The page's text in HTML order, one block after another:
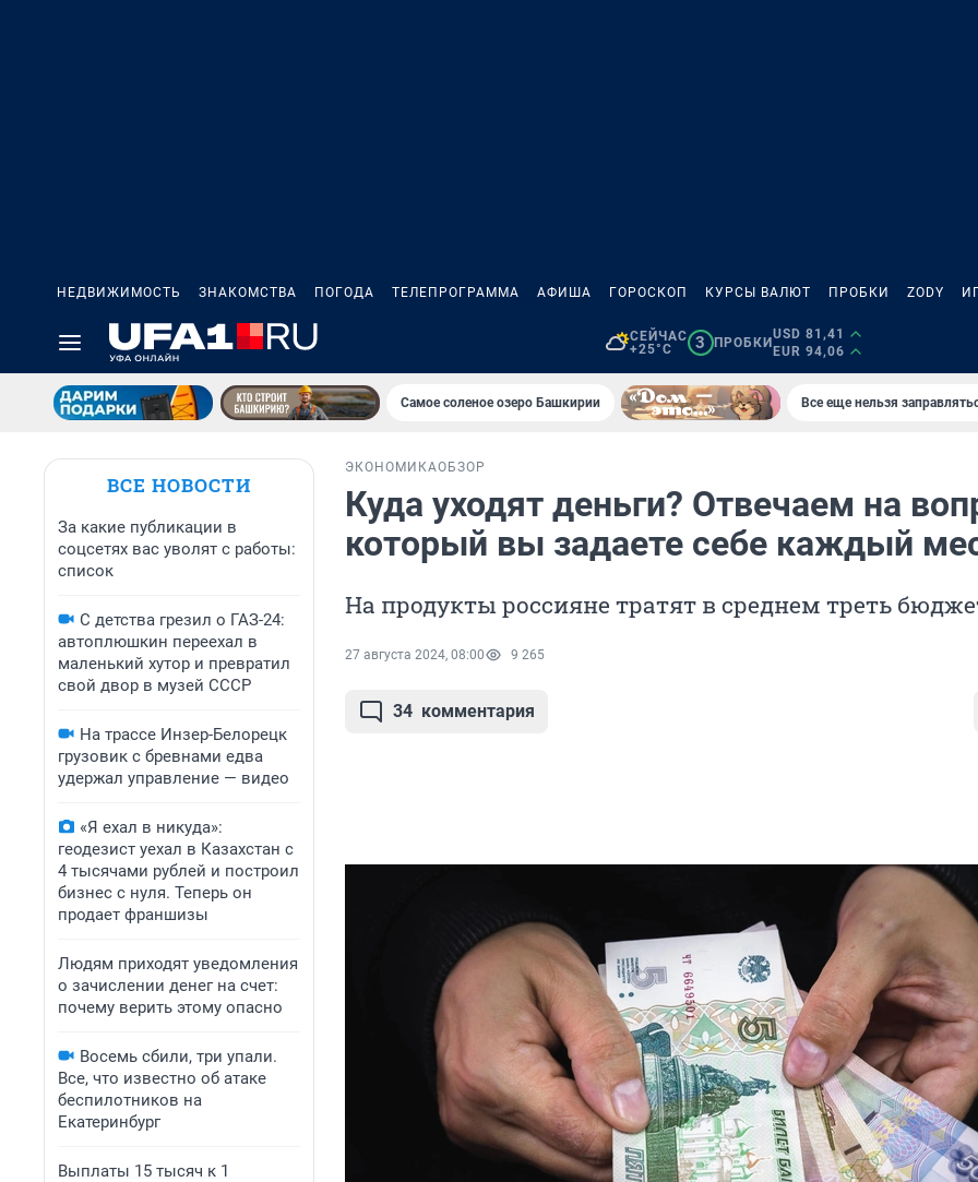
НЕДВИЖИМОСТЬ ЗНАКОМСТВА ПОГОДА ТЕЛЕПРОГРАММА АФИША ГОРОСКОП КУРСЫ ВАЛЮТ ПРОБКИ ZODY
СЕЙЧАС
+25°C
3 ПРОБКИ
USD 81,41
EUR 94,06
Самое соленое озеро Башкирии Все еще нельзя
ВСЕ НОВОСТИ
За какие публикации в
соцсетях вас уволят с работы:
список
С детства грезил о ГАЗ-24:
автоплюшкин переехал в
маленький хутор и превратил
свой двор в музей СССР
На трассе Инзер-Белорецк
грузовик с бревнами едва
удержал управление — видео
«Я ехал в никуда»:
геодезист уехал в Казахстан с
4 тысячами рублей и построил
бизнес с нуля. Теперь он
продает франшизы
Людям приходят уведомления
о зачислении денег на счет:
почему верить этому опасно
Восемь сбили, три упали.
Все, что известно об атаке
беспилотников на
Екатеринбург
Выплаты 15 тысяч к 1
ЭКОНОМИКАОБЗОР
Куда уходят деньги? Отвечаем на
который вы задаете себе каждый
На продукты россияне тратят в среднем треть
27 августа 2024, 08:00 9 265
34 комментария